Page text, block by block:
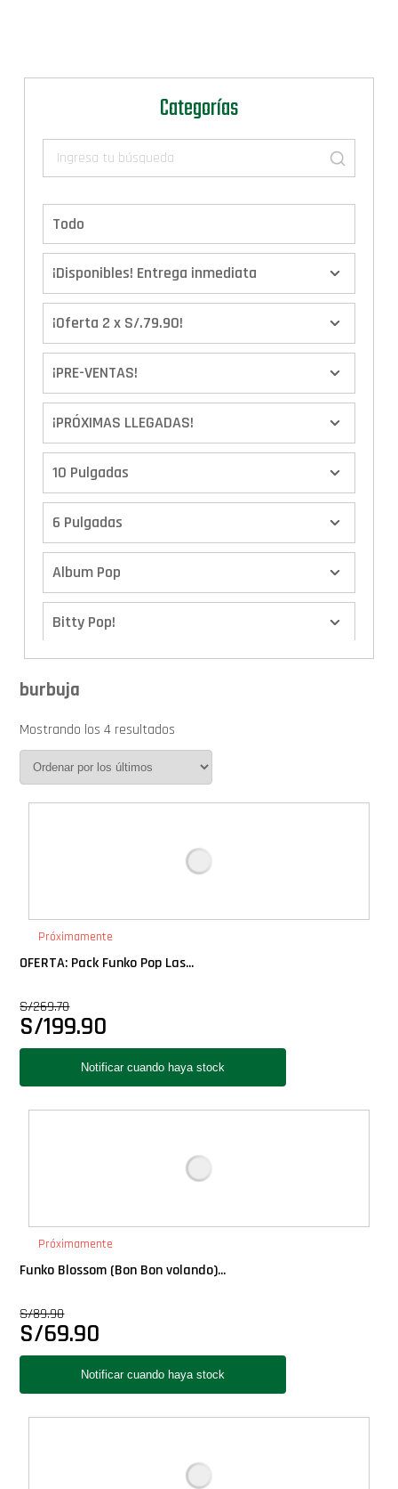
Categorías
Todo
¡Disponibles! Entrega inmediata
¡Oferta 2 x S/.79.90!
¡PRE-VENTAS!
¡PRÓXIMAS LLEGADAS!
10 Pulgadas
6 Pulgadas
Album Pop
Bitty Pop!
Calendario de Adviento
Cover Pop!
Exclusivos
Gift Cards
Llaveros Pop
Moments
Plush
Pop Nook (Rincon)
Pop Regular
Pop Rides
burbuja
Mostrando los 4 resultados
Próximamente
OFERTA: Pack Funko Pop Las...
S/269.70
S/199.90
Próximamente
Funko Blossom (Bon Bon volando)...
S/89.90
S/69.90